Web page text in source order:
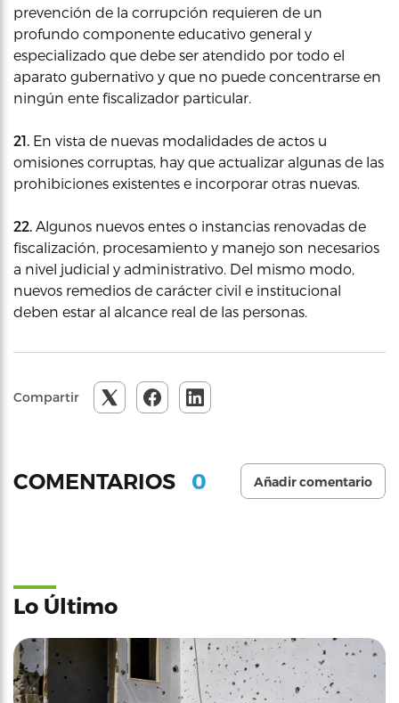
prevención de la corrupción requieren de un
profundo componente educativo general y
especializado que debe ser atendido por todo el
aparato gubernativo y que no puede concentrarse en
ningún ente fiscalizador particular.
21. En vista de nuevas modalidades de actos u
omisiones corruptas, hay que actualizar algunas de las
prohibiciones existentes e incorporar otras nuevas.
22. Algunos nuevos entes o instancias renovadas de
fiscalización, procesamiento y manejo son necesarios
a nivel judicial y administrativo. Del mismo modo,
nuevos remedios de carácter civil e institucional
deben estar al alcance real de las personas.
Compartir
COMENTARIOS 0 Añadir comentario
Lo Último